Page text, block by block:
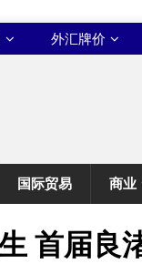
外汇牌价
国际贸易 商业
首届良